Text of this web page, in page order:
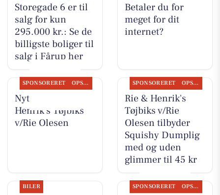
Storegade 6 er til
salg for kun
295.000 kr.: Se de
billigste boliger til
salg i Fårup her
Betaler du for
meget for dit
internet?
SPONSORERET OPSLAGSTAVLEN
Nyt fra Rie &
Henrik's Tøjbiks
v/Rie Olesen
SPONSORERET OPSLAGSTAVLEN
Rie & Henrik's
Tøjbiks v/Rie
Olesen tilbyder
Squishy Dumplig
med og uden
glimmer til 45 kr
BILER SPONSORERET OPSLAGSTAVLEN